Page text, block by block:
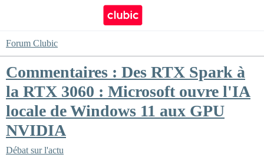
Forum Clubic
Commentaires : Des RTX Spark à
la RTX 3060 : Microsoft ouvre l'IA
locale de Windows 11 aux GPU
NVIDIA
Débat sur l'actu